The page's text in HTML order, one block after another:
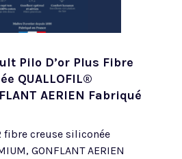
Pilo D’or Plus Fibre
QUALLOFIL®
AERIEN Fabriqué
fibre creuse siliconée
GONFLANT AERIEN